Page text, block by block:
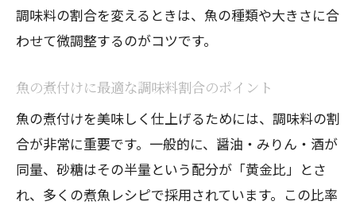
調味料の割合を変えるときは、魚の種類や大きさに合
わせて微調整するのがコツです。
魚の煮付けに最適な調味料割合のポイント
魚の煮付けを美味しく仕上げるためには、調味料の割
合が非常に重要です。一般的に、醤油・みりん・酒が
同量、砂糖はその半量という配分が「黄金比」とさ
れ、多くの煮魚レシピで採用されています。この比率